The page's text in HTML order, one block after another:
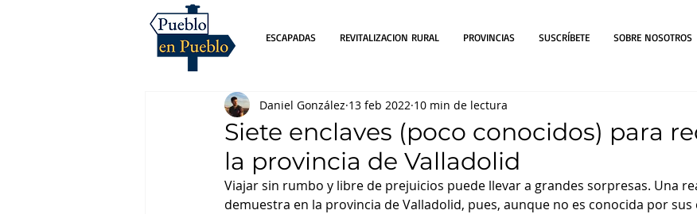
ESCAPADAS REVITALIZACION RURAL PROVINCIAS SUSCRÍBETE SOBRE NOSOTROS
Siete enclaves (poco conocidos) para
la provincia de Valladolid
Daniel González 13 feb 2022 10 min de lectura
Viajar sin rumbo y libre de prejuicios puede llevar a grandes sorpresas. Una
demuestra en la provincia de Valladolid, pues, aunque no es conocida por sus